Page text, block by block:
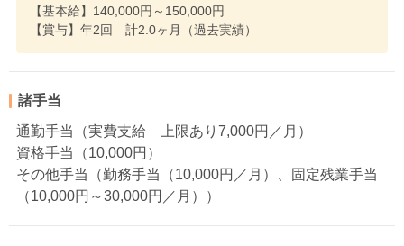
【基本給】140,000円～150,000円
【賞与】年2回 計2.0ヶ月（過去実績）
諸手当
通勤手当（実費支給 上限あり7,000円／月）
資格手当（10,000円）
その他手当（勤務手当（10,000円／月）、固定残業手当
（10,000円～30,000円／月））